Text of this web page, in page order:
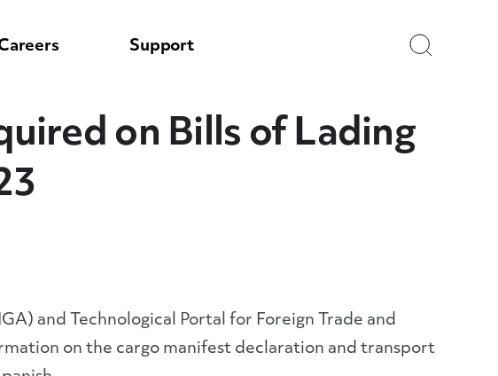
Support
on Bills of Lading
and Technological Portal for Foreign Trade and
on the cargo manifest declaration and transport